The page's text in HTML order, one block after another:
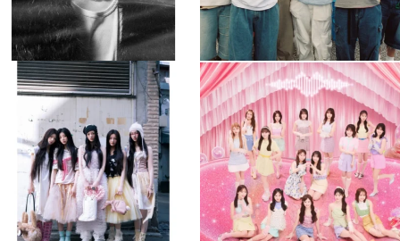
musicjapantv
💡8月特番放送決定！
8月 4
1 0
musicjapantv
💡8月特番放送決定！
...
8月 4
1 0